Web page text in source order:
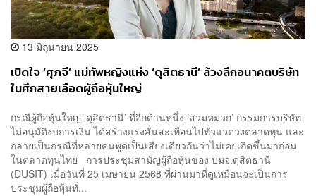
13 มิถุนายน 2025
เปิดใจ ‘ศุภจี’ แม่ทัพหญิงแห่ง ‘ดุสิตธานี’ ล้วงลึกอนาคตบริษัท
ในศึกสายเลือดผู้ถือหุ้นใหญ่
กรณีผู้ถือหุ้นใหญ่ ‘ดุสิตธานี’ ที่อีกด้านหนึ่ง ‘สวมหมวก’ กรรมการบริษัท
ไม่อนุมัติงบการเงิน ได้สร้างแรงสั่นสะเทือนไปทั่วแวดวงตลาดทุน และ
กลายเป็นกรณีที่หลายคนพูดเป็นเสียงเดียวกันว่าไม่เคยเกิดขึ้นมาก่อน
ในตลาดทุนไทย การประชุมสามัญผู้ถือหุ้นของ บมจ.ดุสิตธานี
(DUSIT) เมื่อวันที่ 25 เมษายน 2568 ที่ผ่านมาที่ดูเหมือนจะเป็นการ
ประชุมผู้ถือหุ้นทั่...